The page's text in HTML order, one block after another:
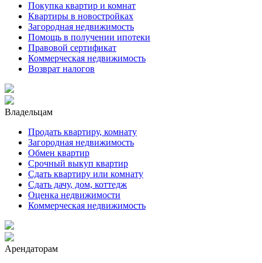
Покупка квартир и комнат
Квартиры в новостройках
Загородная недвижимость
Помощь в получении ипотеки
Правовой сертификат
Коммерческая недвижимость
Возврат налогов
Владельцам
Продать квартиру, комнату
Загородная недвижимость
Обмен квартир
Срочный выкуп квартир
Сдать квартиру или комнату
Сдать дачу, дом, коттедж
Оценка недвижимости
Коммерческая недвижимость
Арендаторам